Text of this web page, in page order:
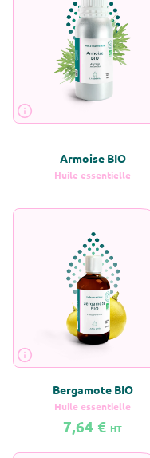
Armoise BIO
Huile essentielle
Vous devez être
connectéavec un compte
Bergamote BIO
Huile essentielle
7,64 € HT